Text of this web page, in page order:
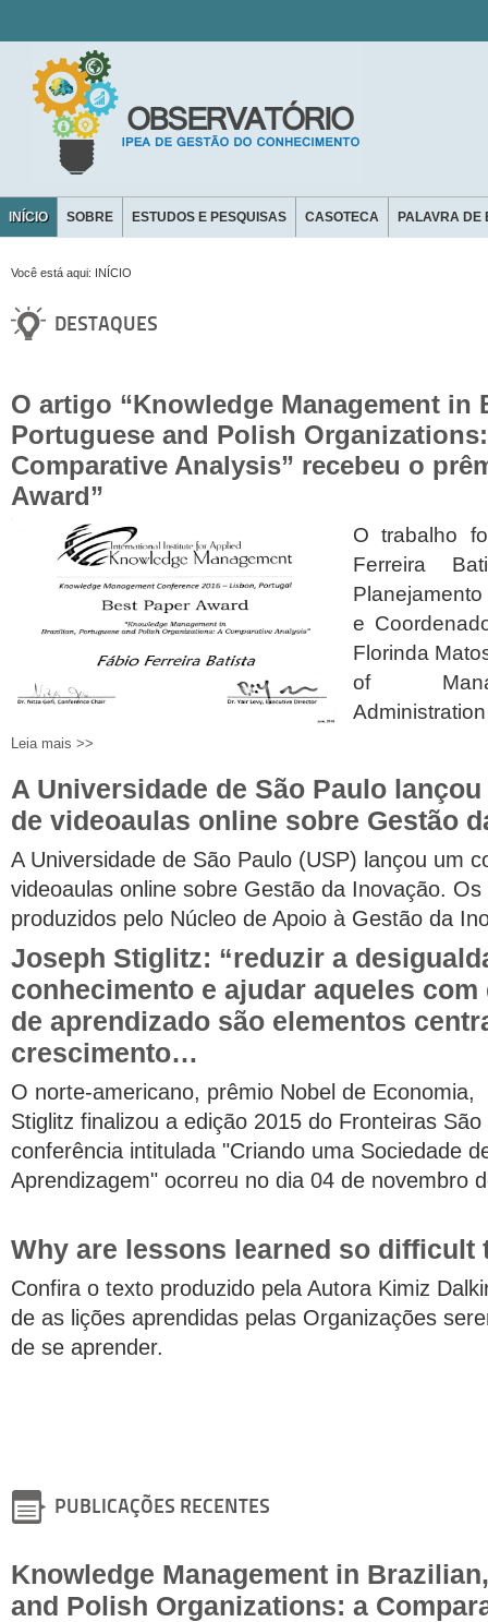
INÍCIO SOBRE ESTUDOS E PESQUISAS CASOTECA PALAVRA DE
Você está aqui: INÍCIO
DESTAQUES
O artigo “Knowledge Management in
Portuguese and Polish
Comparative Analysis” recebeu o
Award”
O trabalho
Ferreira
e
Florinda
of
Leia mais >>
A Universidade de São Paulo
de videoaulas online sobre Gestão
A Universidade de São Paulo (USP) lançou um
videoaulas online sobre Gestão da Inovação.
produzidos pelo Núcleo de Apoio à Gestão da
Joseph Stiglitz: “reduzir a
conhecimento e ajudar aqueles
de aprendizado são elementos
crescimento…
O norte-americano, prêmio Nobel de Economia,
Stiglitz finalizou a edição 2015 do Fronteiras São
conferência intitulada "Criando uma Sociedade
Aprendizagem" ocorreu no dia 04 de
Why are lessons learned so difficult
Confira o texto produzido pela Autora Kimiz
de as lições aprendidas pelas Organizações
de se aprender.
PUBLICAÇÕES RECENTES
Knowledge Management in
and Polish Organizations: a